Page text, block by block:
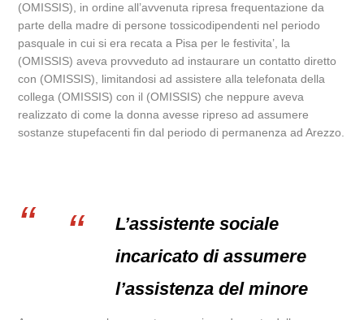
(OMISSIS), in ordine all’avvenuta ripresa frequentazione da
parte della madre di persone tossicodipendenti nel periodo
pasquale in cui si era recata a Pisa per le festivita’, la
(OMISSIS) aveva provveduto ad instaurare un contatto diretto
con (OMISSIS), limitandosi ad assistere alla telefonata della
collega (OMISSIS) con il (OMISSIS) che neppure aveva
realizzato di come la donna avesse ripreso ad assumere
sostanze stupefacenti fin dal periodo di permanenza ad Arezzo.
L’assistente sociale
incaricato di assumere
l’assistenza del minore